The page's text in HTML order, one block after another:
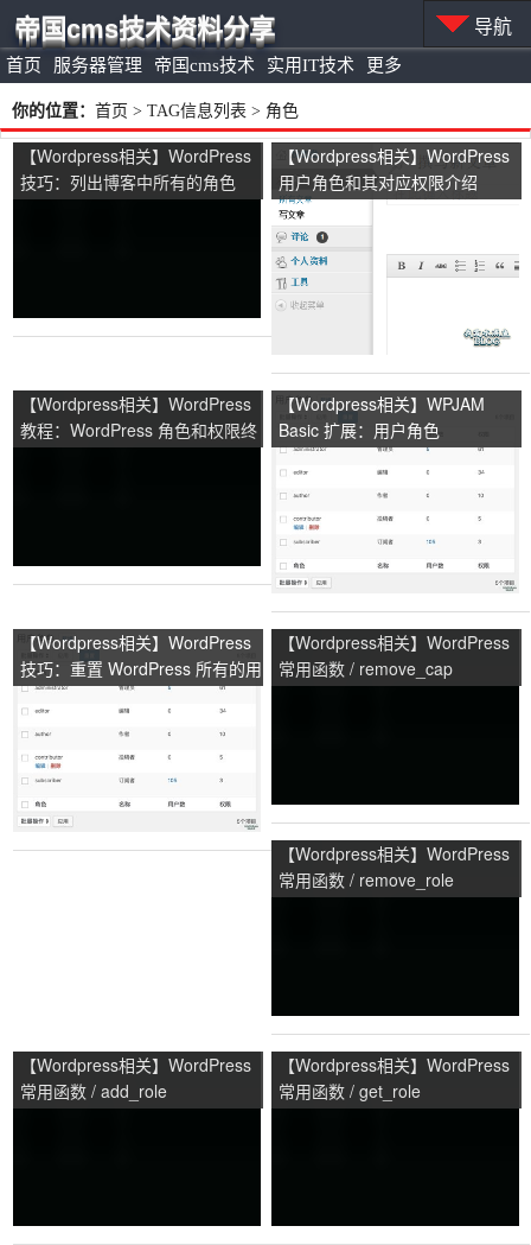
首页 服务器管理 帝国cms技术 实用IT技术 更多
帝国cms技术资料分享 导航
你的位置： 首页 > TAG信息列表 > 角色
【Wordpress相关】WordPress
技巧：列出博客中所有的角色
【Wordpress相关】WordPress
用户角色和其对应权限介绍
【Wordpress相关】WordPress
教程：WordPress 角色和权限终
【Wordpress相关】WPJAM
Basic 扩展：用户角色
【Wordpress相关】WordPress
技巧：重置 WordPress 所有的用
户角色和权限
【Wordpress相关】WordPress
常用函数 / remove_cap
【Wordpress相关】WordPress
常用函数 / remove_role
【Wordpress相关】WordPress
常用函数 / add_role
【Wordpress相关】WordPress
常用函数 / get_role